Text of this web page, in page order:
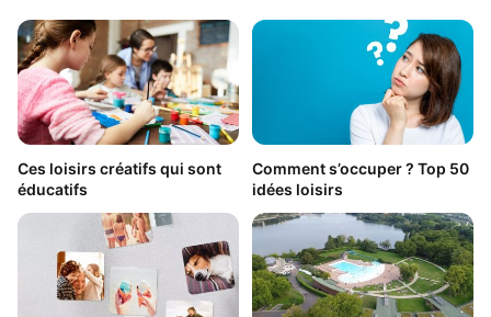
Ces loisirs créatifs qui sont
éducatifs
Comment s’occuper ? Top 50
idées loisirs